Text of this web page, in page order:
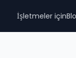
İşletmeler için